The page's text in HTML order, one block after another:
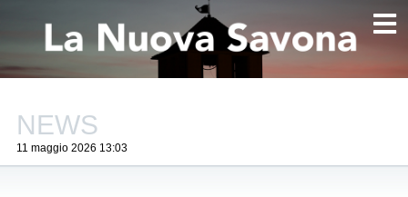
NEWS
11 maggio 2026 13:03